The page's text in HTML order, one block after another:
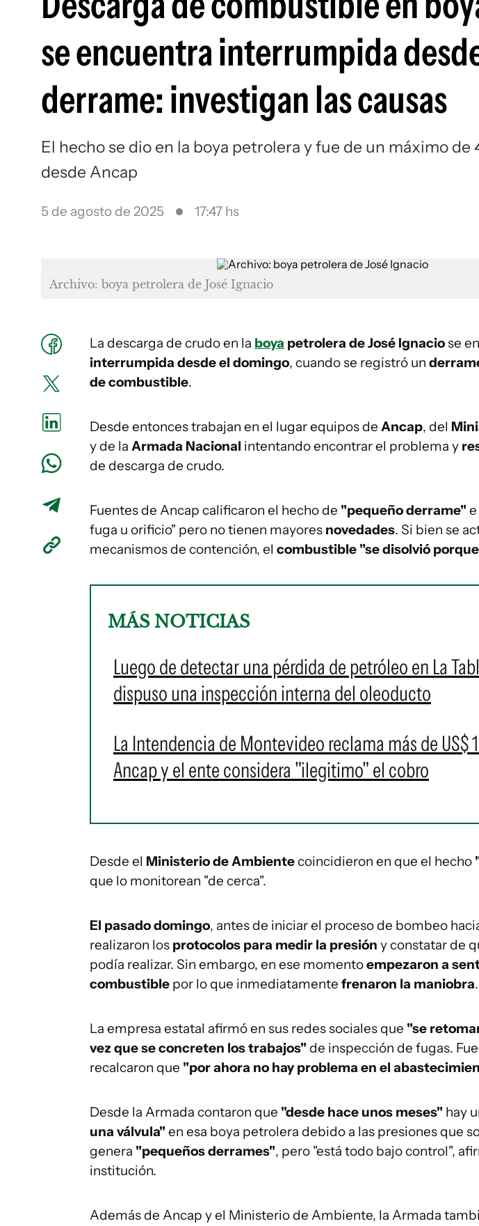
se encuentra interrumpida
derrame: investigan las causas
El hecho se dio en la boya petrolera y fue de un máximo
desde Ancap
5 de agosto de 2025 17:47 hs
Archivo: boya petrolera de José Ignacio
La descarga de crudo en la boya petrolera de José Ignaciose
interrumpida desde el domingo, cuando se registró un
de combustible.
Desde entonces trabajan en el lugar equipos de Ancap, del
y de la Armada Nacional intentando encontrar el problema y
de descarga de crudo.
Fuentes de Ancap calificaron el hecho de "pequeño derrame"
fuga u orificio" pero no tienen mayores novedades. Si bien se
mecanismos de contención, el combustible "se disolvió
MÁS NOTICIAS
Luego de detectar una pérdida de petróleo en La
dispuso una inspección interna del oleoducto
La Intendencia de Montevideo reclama más de US$
Ancap y el ente considera "ilegitimo" el cobro
Desde el Ministerio de Ambientecoincidieron en que el hecho
que lo monitorean "de cerca".
El pasado domingo, antes de iniciar el proceso de bombeo
realizaron los protocolos para medir la presión y constatar de
podía realizar. Sin embargo, en ese momentoempezaron a
combustible por lo que inmediatamente frenaron la maniobra.
La empresa estatal afirmó en sus redes sociales que "se
vez que se concreten los trabajos"de inspección de fugas.
recalcaron que "por ahora no hay problema en el
Desde la Armada contaron que "desde hace unos meses" hay
una válvula"en esa boya petrolera debido a las presiones que
genera "pequeños derrames", pero "está todo bajo control",
institución.
Además de Ancap y el Ministerio de Ambiente, la Armada